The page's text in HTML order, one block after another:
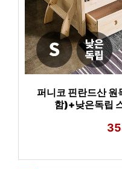
퍼니코 핀란드산 원
함)+낮은독립